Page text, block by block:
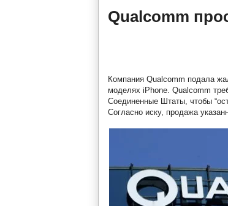
Qualcomm
Компания Qualcomm подала
моделях iPhone. Qualcomm
Соединенные Штаты, чтобы
Согласно иску, продажа